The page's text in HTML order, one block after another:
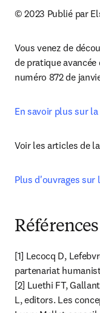
© 2023 Publié par
Vous venez de
de pratique avancée
numéro 872 de
En savoir plus sur la
Voir les articles de
Plus d'ouvrages sur
Références
[1] Lecocq D,
partenariat
[2] Luethi FT,
L, editors. Les